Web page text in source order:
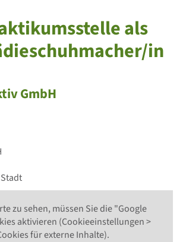
als
in
GmbH
zu sehen, müssen Sie die "Google
aktivieren (Cookieeinstellungen >
für externe Inhalte).